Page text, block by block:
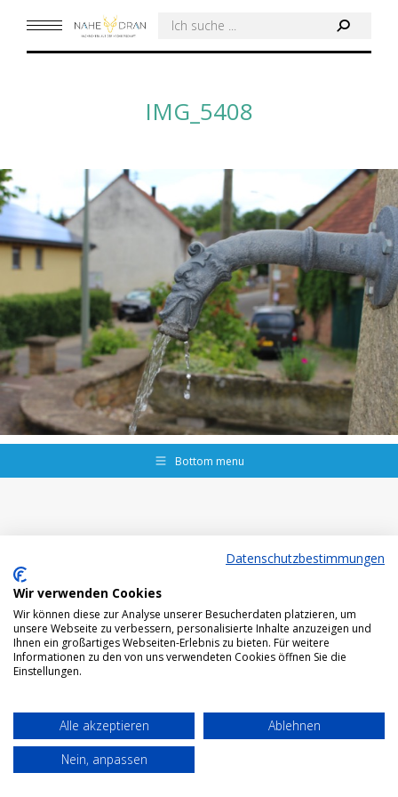
Search:
IMG_5408
Bottom menu
Datenschutzbestimmungen
Wir verwenden Cookies
Wir können diese zur Analyse unserer Besucherdaten platzieren, um
unsere Webseite zu verbessern, personalisierte Inhalte anzuzeigen und
Ihnen ein großartiges Webseiten-Erlebnis zu bieten. Für weitere
Informationen zu den von uns verwendeten Cookies öffnen Sie die
Einstellungen.
Alle akzeptieren
Ablehnen
Nein, anpassen